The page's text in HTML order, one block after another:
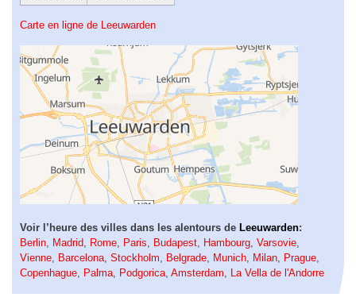
Carte en ligne de Leeuwarden
Voir l’heure des villes dans les alentours de Leeuwarden:
Berlin
Madrid Rome Paris Budapest Hambourg Varsovie
Vienne
Barcelona Stockholm Belgrade Munich Milan Prague
Copenhague
Palma Podgorica Amsterdam La Vella de l'Andorre